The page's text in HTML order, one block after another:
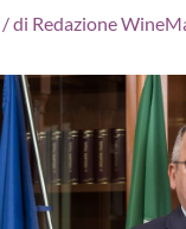
/ di Redazione